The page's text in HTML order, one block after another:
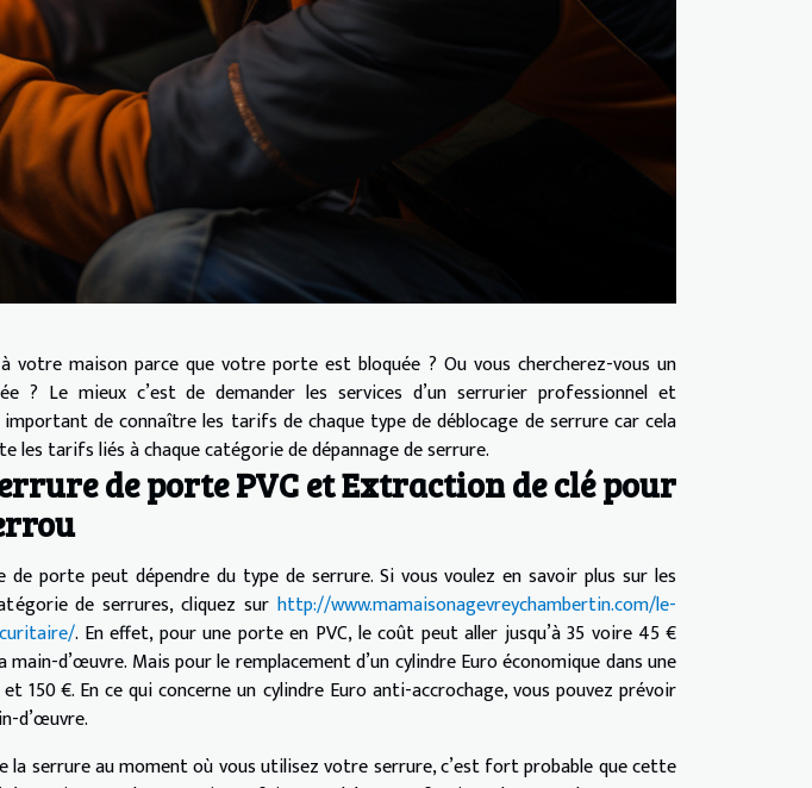
votre maison parce que votre porte est bloquée ? Ou vous chercherez-vous un
? Le mieux c’est de demander les services d’un serrurier professionnel et
de connaître les tarifs de chaque type de déblocage de serrure car cela
les tarifs liés à chaque catégorie de dépannage de serrure.
de porte PVC et Extraction de clé pour
porte peut dépendre du type de serrure. Si vous voulez en savoir plus sur les
de serrures, cliquez sur http://www.mamaisonagevreychambertin.com/le-
. En effet, pour une porte en PVC, le coût peut aller jusqu’à 35 voire 45 €
d’œuvre. Mais pour le remplacement d’un cylindre Euro économique dans une
150 €. En ce qui concerne un cylindre Euro anti-accrochage, vous pouvez prévoir
d’œuvre.
la serrure au moment où vous utilisez votre serrure, c’est fort probable que cette